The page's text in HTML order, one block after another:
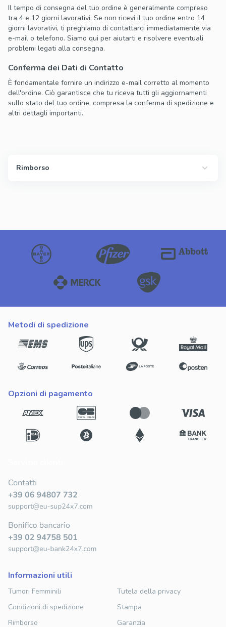
Il tempo di consegna del tuo ordine è generalmente compreso
tra 4 e 12 giorni lavorativi. Se non ricevi il tuo ordine entro 14
giorni lavorativi, ti preghiamo di contattarci immediatamente via
e-mail o telefono. Siamo qui per aiutarti e risolvere eventuali
problemi legati alla consegna.
Conferma dei Dati di Contatto
È fondamentale fornire un indirizzo e-mail corretto al momento
dell'ordine. Ciò garantisce che tu riceva tutti gli aggiornamenti
sullo stato del tuo ordine, compresa la conferma di spedizione e
altri dettagli importanti.
Rimborso
metodi di spedizione
opzioni di pagamento
informazioni utili
Tumori Femminili
Condizioni di spedizione
Rimborso
Tutela della privacy
Stampa
Garanzia